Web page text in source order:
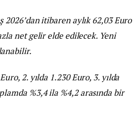
2026’dan itibaren aylık 62,03 Euro
net gelir elde edilecek. Yeni
2. yılda 1.230 Euro, 3. yılda
%3,4 ila %4,2 arasında bir